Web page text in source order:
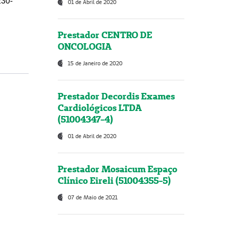
01 de Abril de 2020
Prestador CENTRO DE
ONCOLOGIA
15 de Janeiro de 2020
Prestador Decordis Exames
Cardiológicos LTDA
(51004347-4)
01 de Abril de 2020
Prestador Mosaicum Espaço
Clínico Eireli (51004355-5)
07 de Maio de 2021